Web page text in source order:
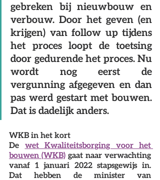
gebreken bij nieuwbouw en
verbouw. Door het geven (en
krijgen) van follow up tijdens
het proces loopt de toetsing
door gedurende het proces. Nu
wordt nog eerst de
vergunning afgegeven en dan
pas werd gestart met bouwen.
Dat is dadelijk anders.
WKB in het kort
De wet Kwaliteitsborging voor het
bouwen (WKB) gaat naar verwachting
vanaf 1 januari 2022 stapsgewijs in.
Dat hebben de minister van